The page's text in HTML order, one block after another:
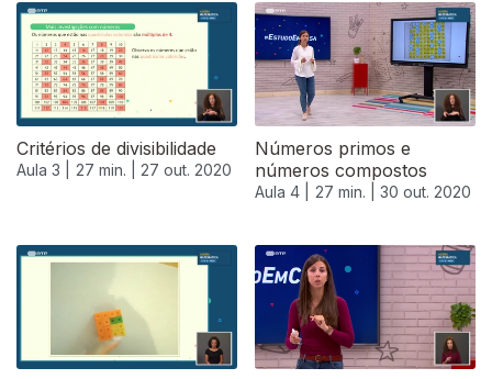
Critérios de divisibilidade
Aula 3 | 27 min. | 27 out. 2020
Números primos e
números compostos
Aula 4 | 27 min. | 30 out. 2020